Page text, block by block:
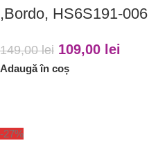
,Bordo, HS6S191-006
149,00lei 109,00 lei
Adaugă în coș
-27%